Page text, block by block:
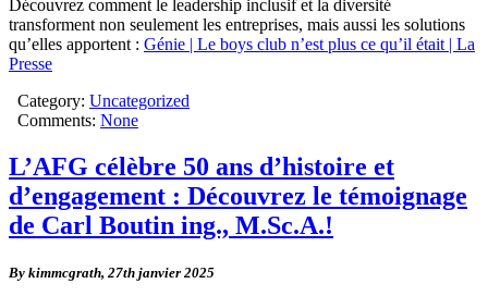
Découvrez comment le leadership inclusif et la diversité
transforment non seulement les entreprises, mais aussi les solutions
qu’elles apportent : Génie | Le boys club n’est plus ce qu’il était | La
Presse
Category: Uncategorized
Comments: None
L’AFG célèbre 50 ans d’histoire et
d’engagement : Découvrez le témoignage
de Carl Boutin ing., M.Sc.A.!
By kimmcgrath, 27th janvier 2025